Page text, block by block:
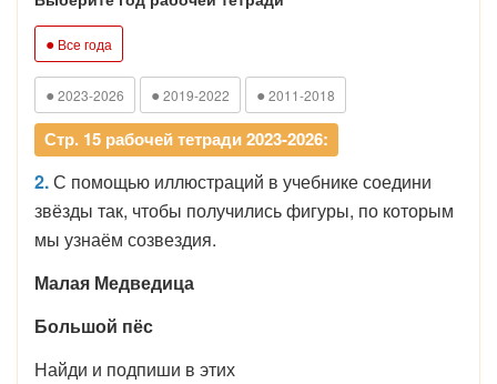
● Все года
● 2023-2026 ● 2019-2022 ● 2011-2018
Стр. 15 рабочей тетради 2023-2026:
2.С помощью иллюстраций в учебнике соедини
звёзды так, чтобы получились фигуры, по которым
мы узнаём созвездия.
Малая Медведица
Большой пёс
Найди и подпиши в этих